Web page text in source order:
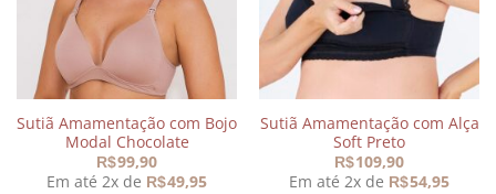
Sutiã Amamentação com Bojo
Modal Chocolate
R$99,90
Em até 2x de R$49,95
Sutiã Amamentação com Alça
Soft Preto
R$109,90
Em até 2x de R$54,95